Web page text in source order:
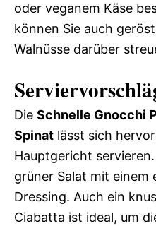
oder veganem Käse
können Sie auch
Walnüsse darüber
Die Schnelle Gnocchi
Spinat lässt sich
Hauptgericht
grüner Salat mit einem
Dressing. Auch ein
Ciabatta ist ideal, um